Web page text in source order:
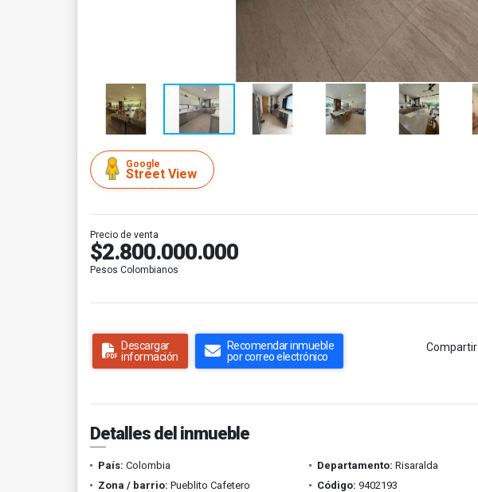
Google
Street View
Precio de venta
$2.800.000.000
Pesos Colombianos
Descargar
información
Recomendar inmueble
por correo electrónico
Compartir
Detalles del inmueble
País: Colombia Departamento: Risaralda
Zona / barrio: Pueblito Cafetero Código: 9402193